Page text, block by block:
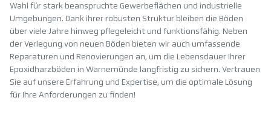
Wahl für stark beanspruchte Gewerbeflächen und industrielle
Umgebungen. Dank ihrer robusten Struktur bleiben die Böden
über viele Jahre hinweg pflegeleicht und funktionsfähig. Neben
der Verlegung von neuen Böden bieten wir auch umfassende
Reparaturen und Renovierungen an, um die Lebensdauer Ihrer
Epoxidharzböden in Warnemünde langfristig zu sichern. Vertrauen
Sie auf unsere Erfahrung und Expertise, um die optimale Lösung
für Ihre Anforderungen zu finden!